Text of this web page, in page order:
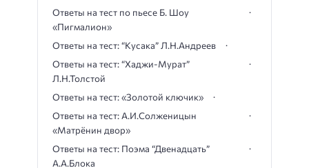
Ответы на тест по пьесе Б. Шоу
«Пигмалион»
Ответы на тест: “Кусака” Л.Н.Андреев
Ответы на тест: “Хаджи-Мурат”
Л.Н.Толстой
Ответы на тест: «Золотой ключик»
Ответы на тест: А.И.Солженицын
«Матрёнин двор»
Ответы на тест: Поэма “Двенадцать”
А.А.Блока